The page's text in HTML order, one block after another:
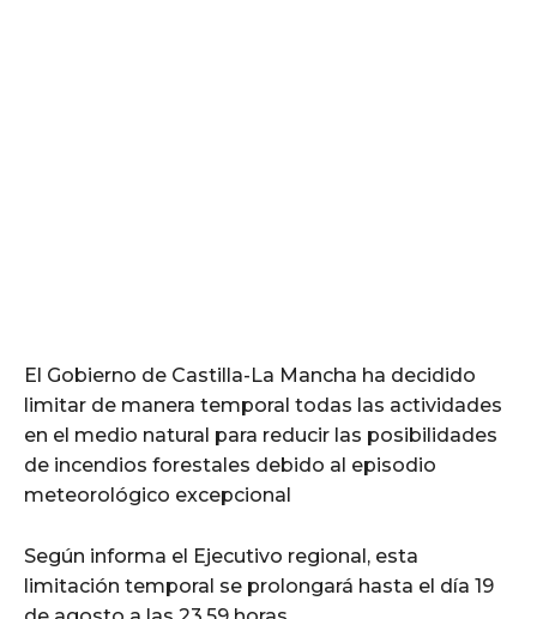
El Gobierno de Castilla-La Mancha ha decidido
limitar de manera temporal todas las actividades
en el medio natural para reducir las posibilidades
de incendios forestales debido al episodio
meteorológico excepcional
Según informa el Ejecutivo regional, esta
limitación temporal se prolongará hasta el día 19